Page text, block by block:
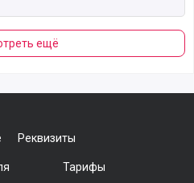
ещё
Реквизиты
Тарифы